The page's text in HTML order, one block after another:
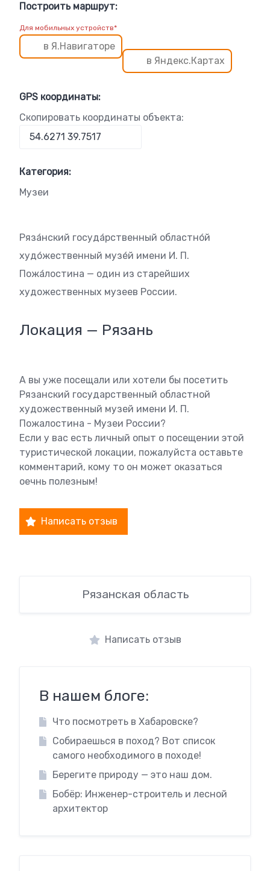
Построить маршрут:
Для мобильных устройств*
в Я.Навигаторе
в Яндекс.Картах
GPS координаты:
Скопировать координаты объекта:
Категория:
Музеи
Ряза́нский госуда́рственный областно́й
худо́жественный музе́й имени И. П.
Пожа́лостина — один из старейших
художественных музеев России.
Локация — Рязань
А вы уже посещали или хотели бы посетить
Рязанский государственный областной
художественный музей имени И. П.
Пожалостина - Музеи России?
Если у вас есть личный опыт о посещении этой
туристической локации, пожалуйста оставьте
комментарий, кому то он может оказаться
оечнь полезным!
Написать отзыв
Рязанская область
Написать отзыв
В нашем блоге:
Что посмотреть в Хабаровске?
Собираешься в поход? Вот список
самого необходимого в походе!
Берегите природу — это наш дом.
Бобёр: Инженер-строитель и лесной
архитектор